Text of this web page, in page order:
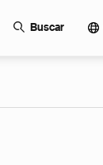
Buscar